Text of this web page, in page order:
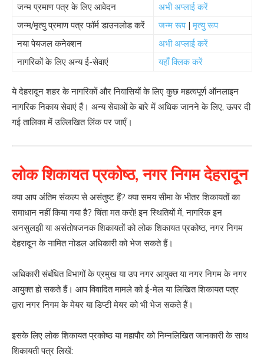
जन्म प्रमाण पत्र के लिए आवेदन
अभी अप्लाई करें
जन्म/मृत्यु प्रमाण पत्र फॉर्म डाउनलोड करें
जन्म रूप|मृत्यु रूप
नया पेयजल कनेक्शन
अभी अप्लाई करें
नागरिकों के लिए अन्य ई-सेवाएं
यहाँ क्लिक करें
ये देहरादून शहर के नागरिकों और निवासियों के लिए कुछ महत्वपूर्ण ऑनलाइन
नागरिक निकाय सेवाएं हैं। अन्य सेवाओं के बारे में अधिक जानने के लिए, ऊपर दी
गई तालिका में उल्लिखित लिंक पर जाएँ।
लोक शिकायत प्रकोष्ठ, नगर निगम देहरादून
क्या आप अंतिम संकल्प से असंतुष्ट हैं? क्या समय सीमा के भीतर शिकायतों का
समाधान नहीं किया गया है? चिंता मत करो! इन स्थितियों में, नागरिक इन
अनसुलझी या असंतोषजनक शिकायतों को लोक शिकायत प्रकोष्ठ, नगर निगम
देहरादून के नामित नोडल अधिकारी को भेज सकते हैं।
अधिकारी संबंधित विभागों के प्रमुख या उप नगर आयुक्त या नगर निगम के नगर
आयुक्त हो सकते हैं। आप विवादित मामले को ई-मेल या लिखित शिकायत पत्र
द्वारा नगर निगम के मेयर या डिप्टी मेयर को भी भेज सकते हैं।
इसके लिए लोक शिकायत प्रकोष्ठ या महापौर को निम्नलिखित जानकारी के साथ
शिकायती पत्र लिखें: